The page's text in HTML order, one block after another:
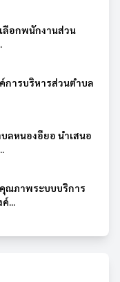
ลือกพนักงานส่วน
การบริหารส่วนตำบล
ลหนองอียอ นำเสนอ
ณภาพระบบบริการ
...